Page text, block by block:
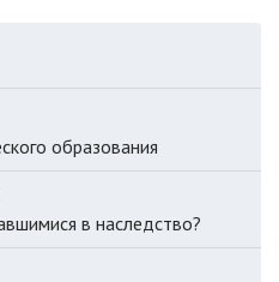
образования
в наследство?